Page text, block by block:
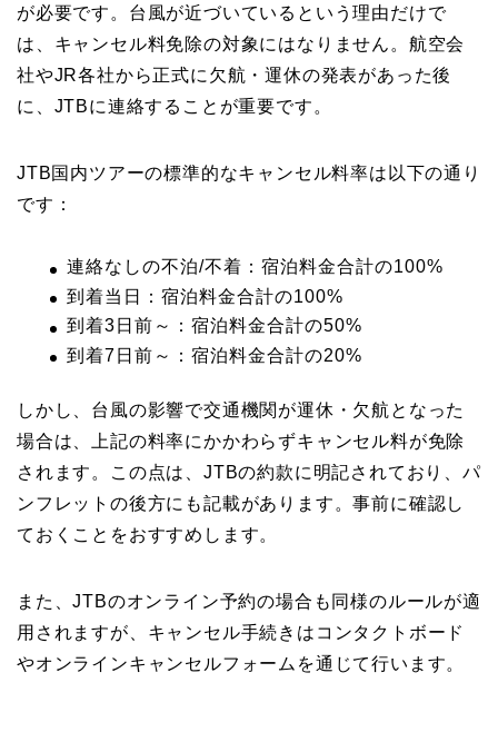
が必要です。台風が近づいているという理由だけで
は、キャンセル料免除の対象にはなりません。航空会
社やJR各社から正式に欠航・運休の発表があった後
に、JTBに連絡することが重要です。
JTB国内ツアーの標準的なキャンセル料率は以下の通り
です：
連絡なしの不泊/不着：宿泊料金合計の100%
到着当日：宿泊料金合計の100%
到着3日前～：宿泊料金合計の50%
到着7日前～：宿泊料金合計の20%
しかし、台風の影響で交通機関が運休・欠航となった
場合は、上記の料率にかかわらずキャンセル料が免除
されます。この点は、JTBの約款に明記されており、パ
ンフレットの後方にも記載があります。事前に確認し
ておくことをおすすめします。
また、JTBのオンライン予約の場合も同様のルールが適
用されますが、キャンセル手続きはコンタクトボード
やオンラインキャンセルフォームを通じて行います。